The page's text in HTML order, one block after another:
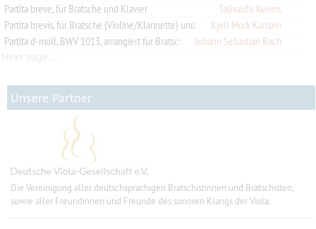
Partita breve, für Bratsche und Klavier
Talivaldis Kenins
Partita brevis, für Bratsche (Violine/Klarinette) und Klavier (Orchester)
Kjell Mork Karlsen
Partita d-moll, BWV 1013, arrangiert für Bratsche und Violoncello
Johann Sebastian Bach
Unsere Partner
Die Vereinigung aller deutschsprachigen Bratschistinnen und Bratschisten,
sowie aller Freundinnen und Freunde des sonoren Klangs der Viola.